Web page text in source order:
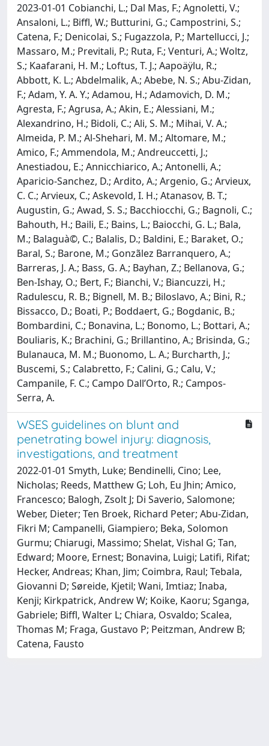
2023-01-01 Cobianchi, L.; Dal Mas, F.; Agnoletti, V.;
Ansaloni, L.; Biffl, W.; Butturini, G.; Campostrini, S.;
Catena, F.; Denicolai, S.; Fugazzola, P.; Martellucci, J.;
Massaro, M.; Previtali, P.; Ruta, F.; Venturi, A.; Woltz,
S.; Kaafarani, H. M.; Loftus, T. J.; Aapoäÿlu, R.;
Abbott, K. L.; Abdelmalik, A.; Abebe, N. S.; Abu-Zidan,
F.; Adam, Y. A. Y.; Adamou, H.; Adamovich, D. M.;
Agresta, F.; Agrusa, A.; Akin, E.; Alessiani, M.;
Alexandrino, H.; Bidoli, C.; Ali, S. M.; Mihai, V. A.;
Almeida, P. M.; Al-Shehari, M. M.; Altomare, M.;
Amico, F.; Ammendola, M.; Andreuccetti, J.;
Anestiadou, E.; Annicchiarico, A.; Antonelli, A.;
Aparicio-Sanchez, D.; Ardito, A.; Argenio, G.; Arvieux,
C. C.; Arvieux, C.; Askevold, I. H.; Atanasov, B. T.;
Augustin, G.; Awad, S. S.; Bacchiocchi, G.; Bagnoli, C.;
Bahouth, H.; Baili, E.; Bains, L.; Baiocchi, G. L.; Bala,
M.; Balaguà©, C.; Balalis, D.; Baldini, E.; Baraket, O.;
Baral, S.; Barone, M.; Gonzãlez Barranquero, A.;
Barreras, J. A.; Bass, G. A.; Bayhan, Z.; Bellanova, G.;
Ben-Ishay, O.; Bert, F.; Bianchi, V.; Biancuzzi, H.;
Radulescu, R. B.; Bignell, M. B.; Biloslavo, A.; Bini, R.;
Bissacco, D.; Boati, P.; Boddaert, G.; Bogdanic, B.;
Bombardini, C.; Bonavina, L.; Bonomo, L.; Bottari, A.;
Bouliaris, K.; Brachini, G.; Brillantino, A.; Brisinda, G.;
Bulanauca, M. M.; Buonomo, L. A.; Burcharth, J.;
Buscemi, S.; Calabretto, F.; Calini, G.; Calu, V.;
Campanile, F. C.; Campo Dall’Orto, R.; Campos-
Serra, A.
WSES guidelines on blunt and
penetrating bowel injury: diagnosis,
investigations, and treatment
2022-01-01 Smyth, Luke; Bendinelli, Cino; Lee,
Nicholas; Reeds, Matthew G; Loh, Eu Jhin; Amico,
Francesco; Balogh, Zsolt J; Di Saverio, Salomone;
Weber, Dieter; Ten Broek, Richard Peter; Abu-Zidan,
Fikri M; Campanelli, Giampiero; Beka, Solomon
Gurmu; Chiarugi, Massimo; Shelat, Vishal G; Tan,
Edward; Moore, Ernest; Bonavina, Luigi; Latifi, Rifat;
Hecker, Andreas; Khan, Jim; Coimbra, Raul; Tebala,
Giovanni D; Søreide, Kjetil; Wani, Imtiaz; Inaba,
Kenji; Kirkpatrick, Andrew W; Koike, Kaoru; Sganga,
Gabriele; Biffl, Walter L; Chiara, Osvaldo; Scalea,
Thomas M; Fraga, Gustavo P; Peitzman, Andrew B;
Catena, Fausto